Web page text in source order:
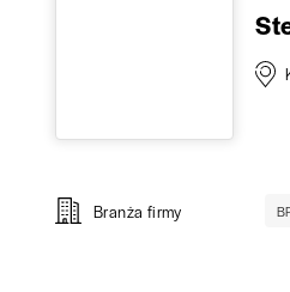
Branża firmy